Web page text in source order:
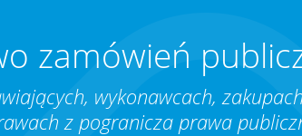
zamówień
wykonawcach,
z pogranicza prawa